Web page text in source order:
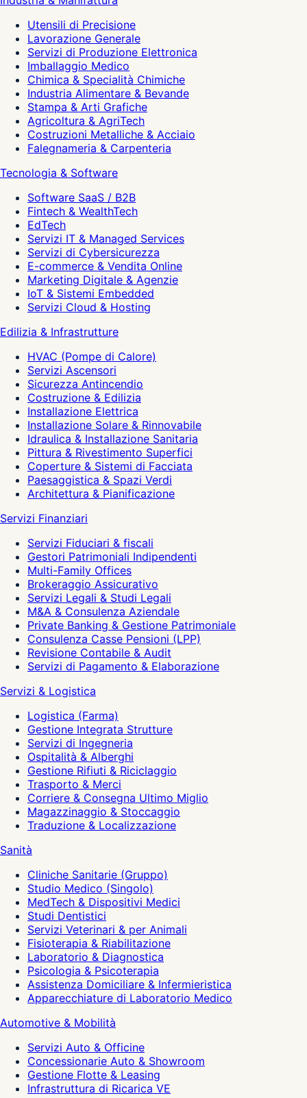
Utensili di Precisione
Lavorazione Generale
Servizi di Produzione Elettronica
Imballaggio Medico
Chimica & Specialità Chimiche
Industria Alimentare & Bevande
Stampa & Arti Grafiche
Agricoltura & AgriTech
Costruzioni Metalliche & Acciaio
Falegnameria & Carpenteria
Tecnologia & Software
Software SaaS / B2B
Fintech & WealthTech
EdTech
Servizi IT & Managed Services
Servizi di Cybersicurezza
E-commerce & Vendita Online
Marketing Digitale & Agenzie
IoT & Sistemi Embedded
Servizi Cloud & Hosting
Edilizia & Infrastrutture
HVAC (Pompe di Calore)
Servizi Ascensori
Sicurezza Antincendio
Costruzione & Edilizia
Installazione Elettrica
Installazione Solare & Rinnovabile
Idraulica & Installazione Sanitaria
Pittura & Rivestimento Superfici
Coperture & Sistemi di Facciata
Paesaggistica & Spazi Verdi
Architettura & Pianificazione
Servizi Finanziari
Servizi Fiduciari & fiscali
Gestori Patrimoniali Indipendenti
Multi-Family Offices
Brokeraggio Assicurativo
Servizi Legali & Studi Legali
M&A & Consulenza Aziendale
Private Banking & Gestione Patrimoniale
Consulenza Casse Pensioni (LPP)
Revisione Contabile & Audit
Servizi di Pagamento & Elaborazione
Servizi & Logistica
Logistica (Farma)
Gestione Integrata Strutture
Servizi di Ingegneria
Ospitalità & Alberghi
Gestione Rifiuti & Riciclaggio
Trasporto & Merci
Corriere & Consegna Ultimo Miglio
Magazzinaggio & Stoccaggio
Traduzione & Localizzazione
Sanità
Cliniche Sanitarie (Gruppo)
Studio Medico (Singolo)
MedTech & Dispositivi Medici
Studi Dentistici
Servizi Veterinari & per Animali
Fisioterapia & Riabilitazione
Laboratorio & Diagnostica
Psicologia & Psicoterapia
Assistenza Domiciliare & Infermieristica
Apparecchiature di Laboratorio Medico
Automotive & Mobilità
Servizi Auto & Officine
Concessionarie Auto & Showroom
Gestione Flotte & Leasing
Infrastruttura di Ricarica VE